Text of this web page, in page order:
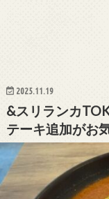
2025.11.19
&スリランカ
テーキ追加がお